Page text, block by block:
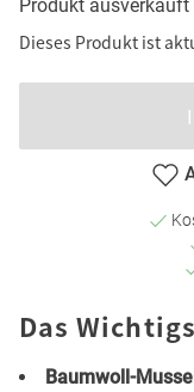
Produkt ausverkauft
Dieses Produkt ist
Das
Baumwoll-